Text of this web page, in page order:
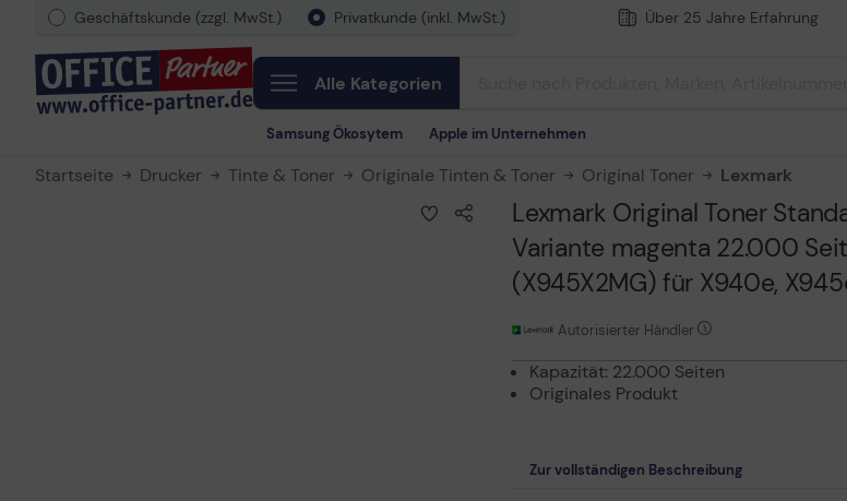
Geschäftskunde (zzgl. MwSt.) Privatkunde (inkl. MwSt.) Über 25 Jahre Erfahrung
Alle Kategorien
Samsung Ökosytem Apple im Unternehmen
Startseite Drucker Tinte & Toner Originale Tinten & Toner Original Toner Lexmark
Lexmark Original Toner
Variante magenta 22.000
(X945X2MG) für X940e,
Autorisierter Händler
Kapazität: 22.000 Seiten
Originales Produkt
Zur vollständigen Beschreibung